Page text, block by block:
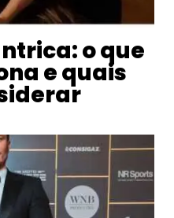
o que
e quais